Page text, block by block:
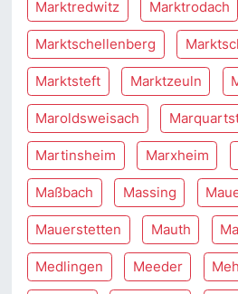
Marktredwitz Marktrodach
Marktschellenberg
Marktsteft Marktzeuln
Maroldsweisach
Martinsheim Marxheim
Maßbach Massing
Mauerstetten Mauth
Medlingen Meeder